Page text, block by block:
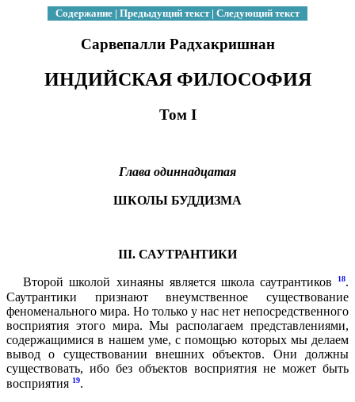
Содержание | Предыдущий текст| Следующий текст
Сарвепалли Радхакришнан
ИНДИЙСКАЯ ФИЛОСОФИЯ
Том I
Глава одиннадцатая
ШКОЛЫ БУДДИЗМА
III. САУТРАНТИКИ
Второй школой хинаяны является школа саутрантиков 18.
Саутрантики признают внеумственное существование
феноменального мира. Но только у нас нет непосредственного
восприятия этого мира. Мы располагаем представлениями,
содержащимися в нашем уме, с помощью которых мы делаем
вывод о существовании внешних объектов. Они должны
существовать, ибо без объектов восприятия не может быть
восприятия 19.